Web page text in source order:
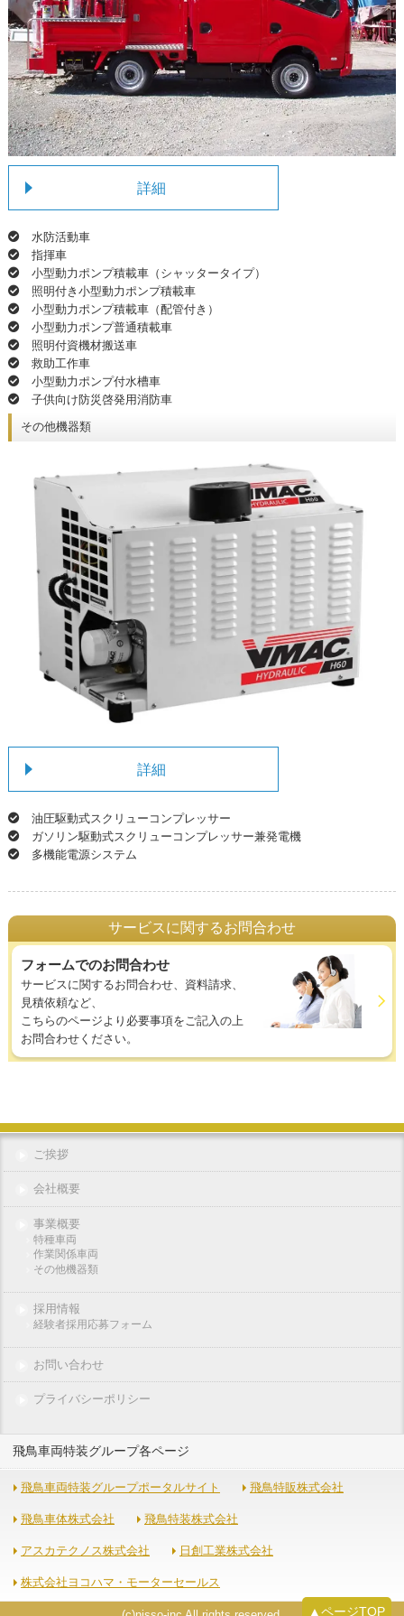
詳細
水防活動車
指揮車
小型動力ポンプ積載車（シャッタータイプ）
照明付き小型動力ポンプ積載車
小型動力ポンプ積載車（配管付き）
小型動力ポンプ普通積載車
照明付資機材搬送車
救助工作車
小型動力ポンプ付水槽車
子供向け防災啓発用消防車
その他機器類
詳細
油圧駆動式スクリューコンプレッサー
ガソリン駆動式スクリューコンプレッサー兼発電機
多機能電源システム
サービスに関するお問合わせ
フォームでのお問合わせ
サービスに関するお問合わせ、資料請求、
見積依頼など、
こちらのページより必要事項をご記入の上
お問合わせください。
▲ページTOP
ご挨拶
会社概要
事業概要
特種車両
作業関係車両
その他機器類
採用情報
経験者採用応募フォーム
お問い合わせ
プライバシーポリシー
飛鳥車両特装グループ各ページ
飛鳥車両特装グループポータルサイト 飛鳥特販株式会社
飛鳥車体株式会社 飛鳥特装株式会社
アスカテクノス株式会社 日創工業株式会社
株式会社ヨコハマ・モーターセールス